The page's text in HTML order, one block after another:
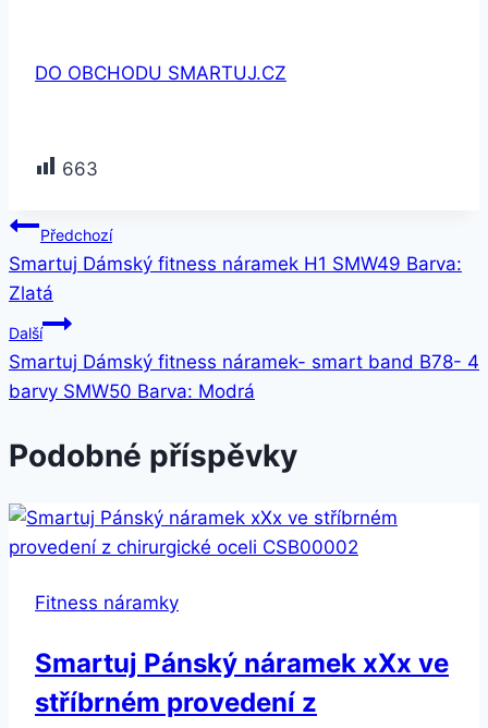
DO OBCHODU SMARTUJ.CZ
663
Navigace
pro
příspěvek
Předchozí
Smartuj Dámský fitness náramek H1 SMW49 Barva:
Zlatá
Další
Smartuj Dámský fitness náramek- smart band B78- 4
barvy SMW50 Barva: Modrá
Podobné příspěvky
Fitness náramky
Smartuj Pánský náramek xXx ve
stříbrném provedení z